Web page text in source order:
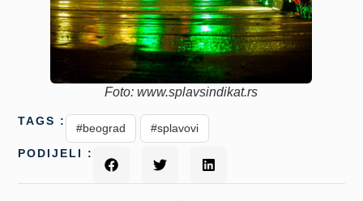
Foto: www.splavsindikat.rs
TAGS :
#beograd
#splavovi
PODIJELI :